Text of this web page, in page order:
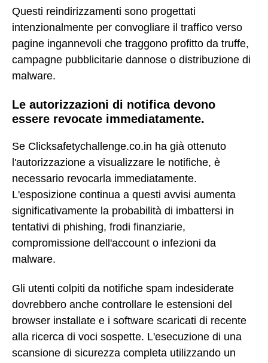
Questi reindirizzamenti sono progettati
intenzionalmente per convogliare il traffico verso
pagine ingannevoli che traggono profitto da truffe,
campagne pubblicitarie dannose o distribuzione di
malware.
Le autorizzazioni di notifica devono
essere revocate immediatamente.
Se Clicksafetychallenge.co.in ha già ottenuto
l'autorizzazione a visualizzare le notifiche, è
necessario revocarla immediatamente.
L'esposizione continua a questi avvisi aumenta
significativamente la probabilità di imbattersi in
tentativi di phishing, frodi finanziarie,
compromissione dell'account o infezioni da
malware.
Gli utenti colpiti da notifiche spam indesiderate
dovrebbero anche controllare le estensioni del
browser installate e i software scaricati di recente
alla ricerca di voci sospette. L'esecuzione di una
scansione di sicurezza completa utilizzando un